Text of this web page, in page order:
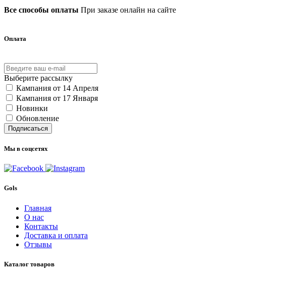
Все способы оплаты При заказе онлайн на сайте
Оплата
Выберите рассылку
Кампания от 14 Апреля
Кампания от 17 Января
Новинки
Обновление
Подписаться
Мы в соцсетях
Gols
Главная
О нас
Контакты
Доставка и оплата
Отзывы
Каталог товаров